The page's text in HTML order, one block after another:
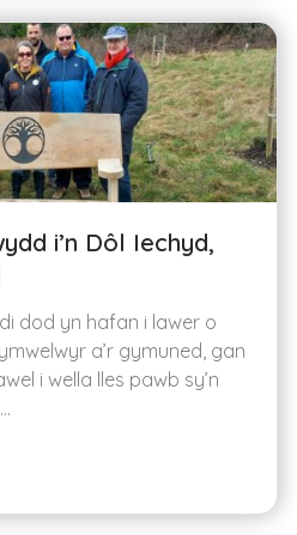
i’n Dôl Iechyd,
dod yn hafan i lawer o
a’r gymuned, gan
i wella lles pawb sy’n